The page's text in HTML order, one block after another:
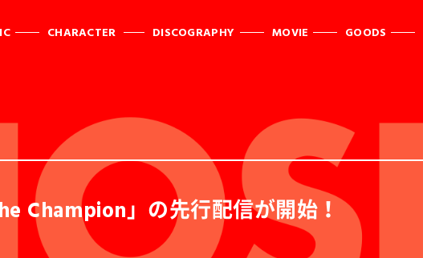
CHARACTER DISCOGRAPHY MOVIE GOODS
Champion」の先行配信が開始！